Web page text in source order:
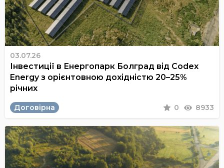
03.07.26
Інвестиції в Енергопарк Болград від Codex
Energy з орієнтовною дохідністю 20–25%
річних
Договірна 0 8933